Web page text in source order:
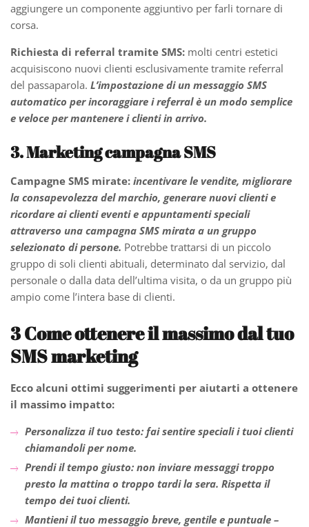
aggiungere un componente aggiuntivo per farli tornare di
corsa.
Richiesta di referral tramite SMS: molti centri estetici
acquisiscono nuovi clienti esclusivamente tramite referral
del passaparola. L’impostazione di un messaggio SMS
automatico per incoraggiare i referral è un modo semplice
e veloce per mantenere i clienti in arrivo.
3. Marketing campagna SMS
Campagne SMS mirate: incentivare le vendite, migliorare
la consapevolezza del marchio, generare nuovi clienti e
ricordare ai clienti eventi e appuntamenti speciali
attraverso una campagna SMS mirata a un gruppo
selezionato di persone. Potrebbe trattarsi di un piccolo
gruppo di soli clienti abituali, determinato dal servizio, dal
personale o dalla data dell’ultima visita, o da un gruppo più
ampio come l’intera base di clienti.
3Come ottenere il massimo dal tuo
SMS marketing
Ecco alcuni ottimi suggerimenti per aiutarti a ottenere
il massimo impatto:
Personalizza il tuo testo: fai sentire speciali i tuoi clienti
chiamandoli per nome.
Prendi il tempo giusto: non inviare messaggi troppo
presto la mattina o troppo tardi la sera. Rispetta il
tempo dei tuoi clienti.
Mantieni il tuo messaggio breve, gentile e puntuale –